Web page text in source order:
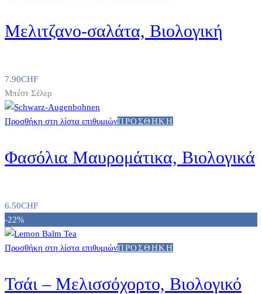
Μελιτζανο-σαλάτα, Βιολογική
7.90CHF
Μπέστ Σέλερ
Προσθήκη στη λίστα επιθυμιώνΠΡΟΣΘΉΚΗ
Φασόλια Μαυρομάτικα, Βιολογικά
6.50CHF
-22%
Προσθήκη στη λίστα επιθυμιώνΠΡΟΣΘΉΚΗ
Τσάι – Μελισσόχορτο, Βιολογικό